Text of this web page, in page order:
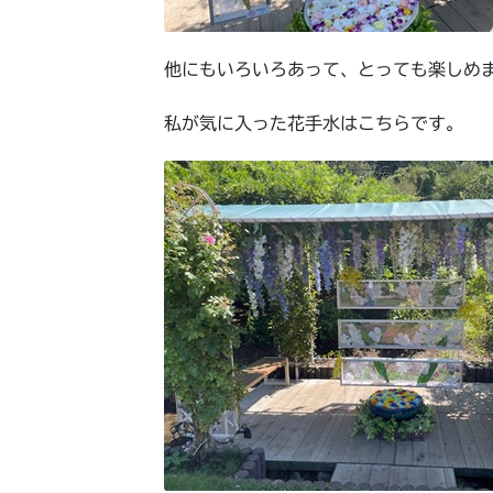
他にもいろいろあって、とっても楽しめ
私が気に入った花手水はこちらです。